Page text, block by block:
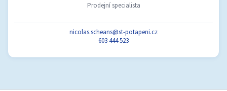
Prodejní specialista
nicolas.scheans@st-potapeni.cz
603 444 523